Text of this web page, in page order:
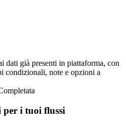
dati già presenti in piattaforma, con
condizionali, note e opzioni a
per i tuoi flussi